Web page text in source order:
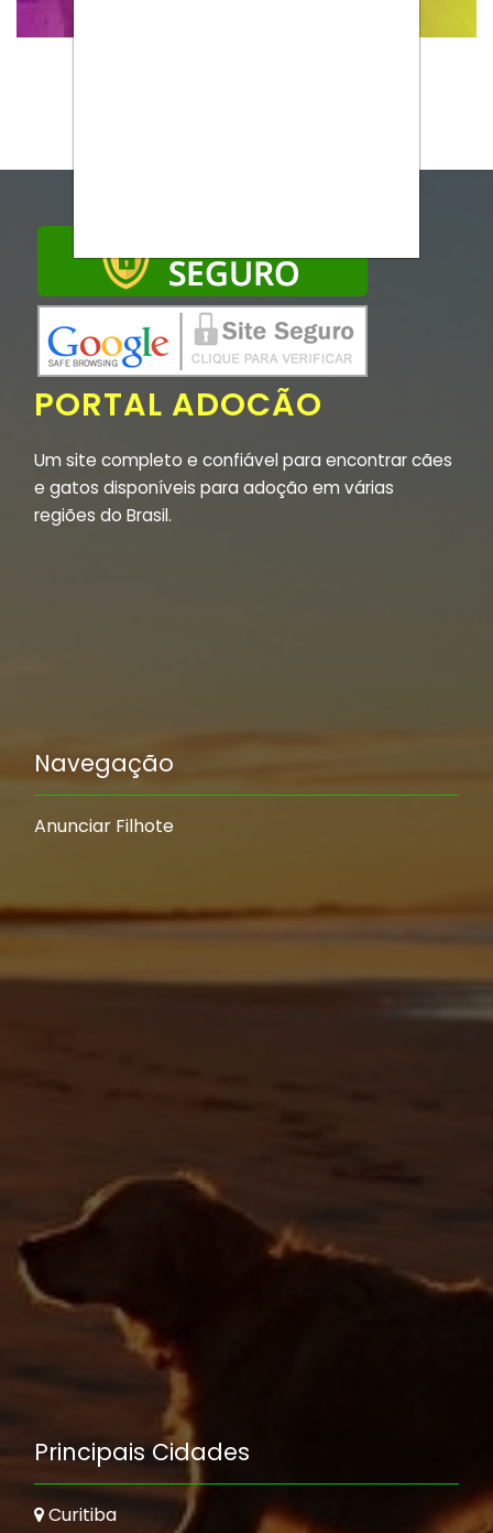
PORTAL ADOCÃO
Um site completo e confiável para encontrar cães
e gatos disponíveis para adoção em várias
regiões do Brasil.
Navegação
Anunciar Filhote
Principais Cidades
Curitiba